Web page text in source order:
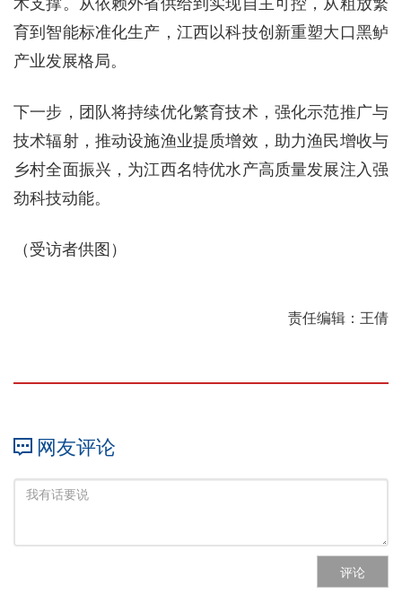
育到智能标准化生产，江西以科技创新重塑大口黑鲈
产业发展格局。
下一步，团队将持续优化繁育技术，强化示范推广与
技术辐射，推动设施渔业提质增效，助力渔民增收与
乡村全面振兴，为江西名特优水产高质量发展注入强
劲科技动能。
（受访者供图）
责任编辑：王倩
网友评论
评论